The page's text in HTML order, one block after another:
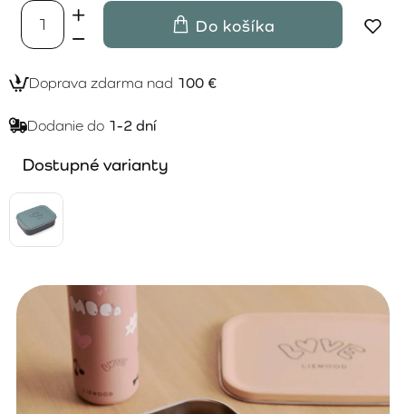
Do košíka
Doprava zdarma nad 100 €
Dodanie do 1-2 dní
Dostupné varianty